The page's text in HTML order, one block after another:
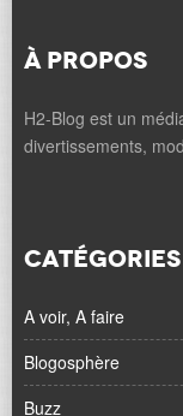
À PROPOS
H2-Blog est un
divertissements,
CATÉGORIES
A voir, A faire
Blogosphère
Buzz